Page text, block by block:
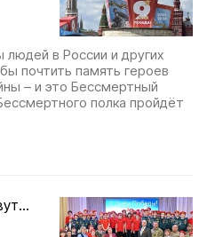
в России и других
почтить память героев
– и это Бессмертный
полка пройдёт